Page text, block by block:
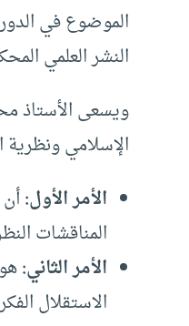
النشر العلمي
ويسعى الأستاذ
الإسلامي ونظرية
الأمر الأول:
المناقشات
الأمر الثاني:
الاستقلال